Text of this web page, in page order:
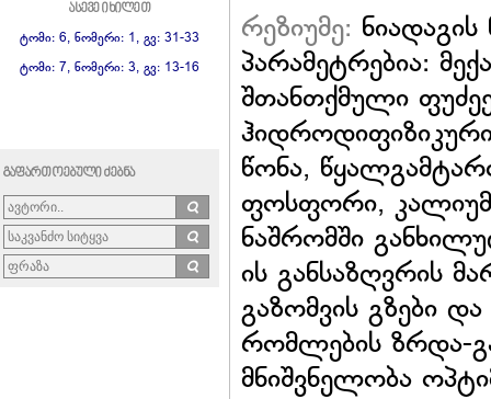
ასევე იხილეთ
ტომი: 6, ნომერი: 1, გვ: 31-33
ტომი: 7, ნომერი: 3, გვ: 13-16
გაფართოებული ძებნა
რეზიუმე:
პარამეტრებია:
შთანთქმული
წონა,
ფოსფორი,
ნაშრომში
ის განსაზღვრის
გაზომვის გზები და
რომლების ზრდა-
მნიშვნელობა